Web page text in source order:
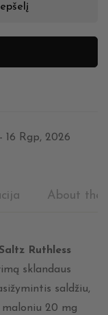
- 16 Rgp, 2026
About the
Ruthless
sklandaus
saldžiu,
20 mg